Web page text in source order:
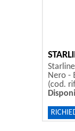
Nero -
(cod.